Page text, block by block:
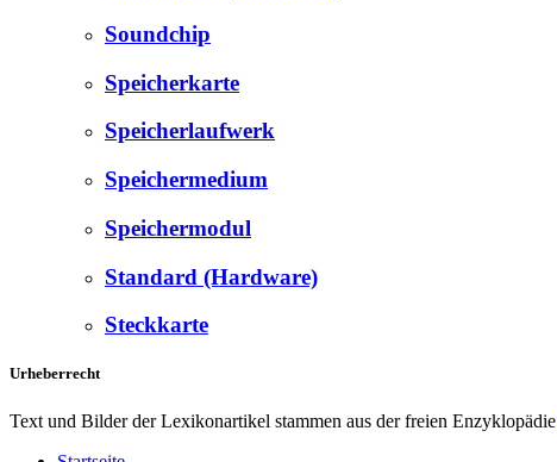
Soundchip
Speicherkarte
Speicherlaufwerk
Speichermedium
Speichermodul
Standard (Hardware)
Steckkarte
Urheberrecht
Text und Bilder der Lexikonartikel stammen aus der freien Enzyklopädie